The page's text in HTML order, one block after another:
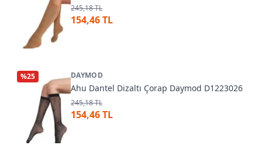
245,18 TL
154,46 TL
%25 DAYMOD
Ahu Dantel Dizaltı Çorap Daymod D1223026
245,18 TL
154,46 TL